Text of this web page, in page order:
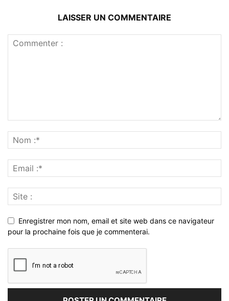
LAISSER UN COMMENTAIRE
Enregistrer mon nom, email et site web dans ce navigateur
pour la prochaine fois que je commenterai.